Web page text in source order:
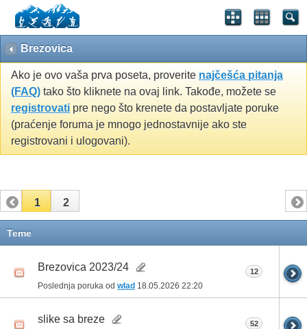
Brezovica
Ako je ovo vaša prva poseta, proverite najčešća pitanja
(FAQ) tako što kliknete na ovaj link. Takođe, možete se
registrovati pre nego što krenete da postavljate poruke
(praćenje foruma je mnogo jednostavnije ako ste
registrovani i ulogovani).
1 2
Teme
Brezovica 2023/24
Poslednja poruka od wlad 18.05.2026 22:20
12
slike sa breze 52